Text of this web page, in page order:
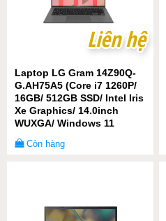
Liên hệ
Liên hệ
Laptop LG Gram 14Z90Q-
G.AH75A5 (Core i7 1260P/
16GB/ 512GB SSD/ Intel Iris
Xe Graphics/ 14.0inch
WUXGA/ Windows 11
Còn hàng